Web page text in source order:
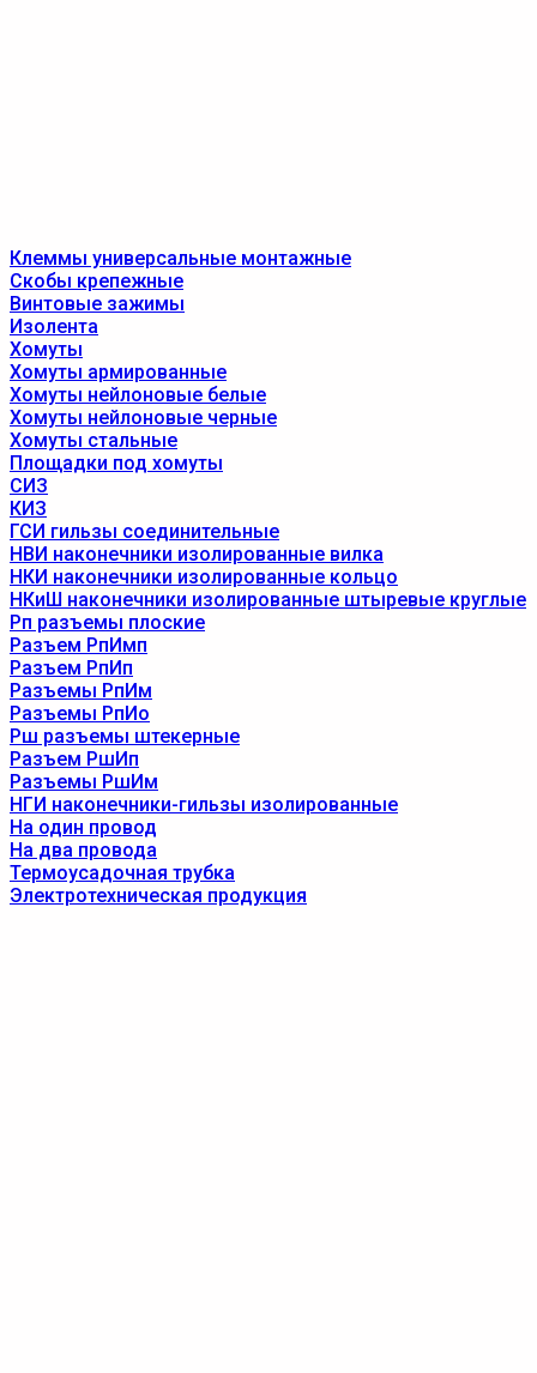
Клеммы универсальные монтажные
Скобы крепежные
Винтовые зажимы
Изолента
Хомуты
Хомуты армированные
Хомуты нейлоновые белые
Хомуты нейлоновые черные
Хомуты стальные
Площадки под хомуты
СИЗ
КИЗ
ГСИ гильзы соединительные
НВИ наконечники изолированные вилка
НКИ наконечники изолированные кольцо
НКиШ наконечники изолированные штыревые круглые
Рп разъемы плоские
Разъем РпИмп
Разъем РпИп
Разъемы РпИм
Разъемы РпИо
Рш разъемы штекерные
Разъем РшИп
Разъемы РшИм
НГИ наконечники-гильзы изолированные
На один провод
На два провода
Термоусадочная трубка
Электротехническая продукция